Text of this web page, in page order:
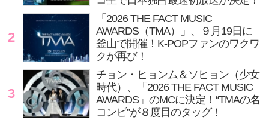
2
「2026 THE FACT MUSIC
AWARDS（TMA）」、９月19日に
釜山で開催！K-POPファンのワクワ
クが再び！
3
チョン・ヒョンム＆ソヒョン（少女
時代）、「2026 THE FACT MUSIC
AWARDS」のMCに決定！“TMAの名
コンビ”が８度目のタッグ！